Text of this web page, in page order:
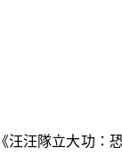
汪汪隊立大功：